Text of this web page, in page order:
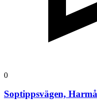
0
Soptippsvägen,